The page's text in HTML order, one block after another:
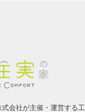
会社が主催・運営する工